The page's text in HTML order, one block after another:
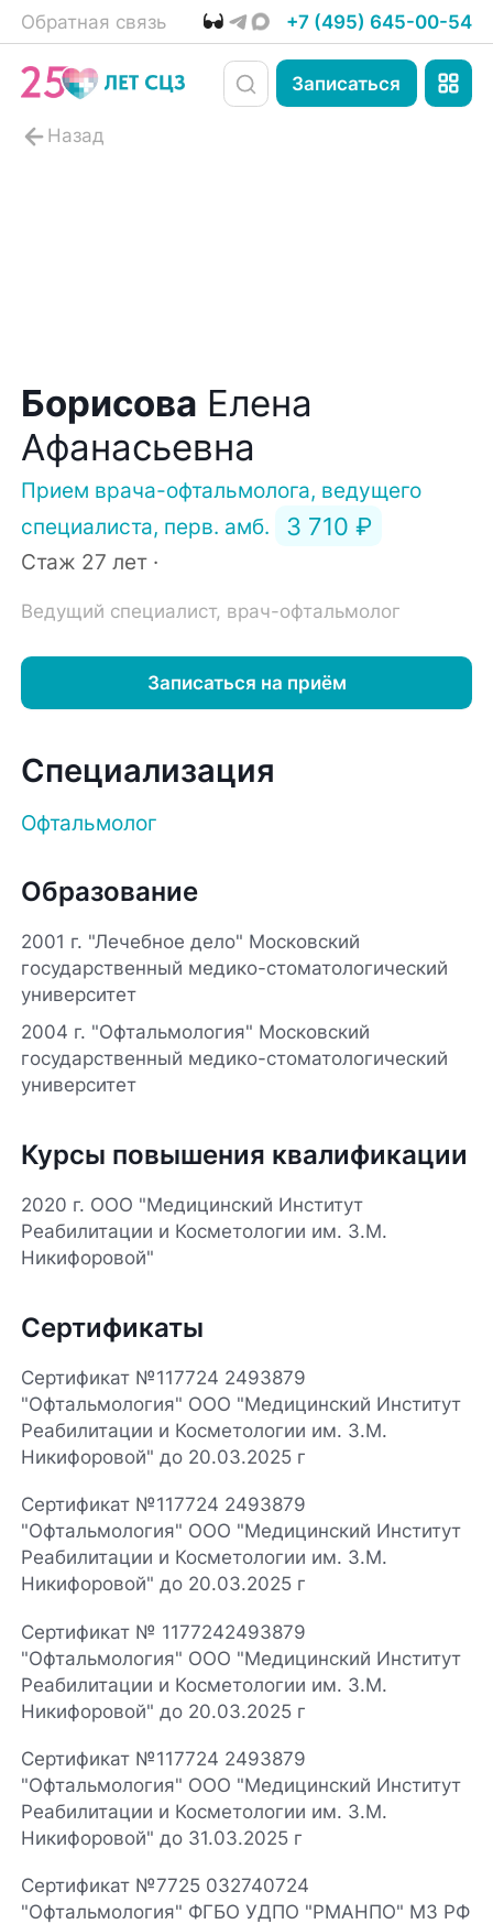
Обратная связь +7 (495) 645-00-54
Записаться
Борисова Елена
Афанасьевна
Стаж 27 лет ·
Прием врача-офтальмолога, ведущего
специалиста, перв. амб.
3 710 ₽
Ведущий специалист, врач-офтальмолог
Записаться на приём
Специализация
Офтальмолог
Образование
2001 г. "Лечебное дело" Московский
государственный медико-стоматологический
университет
2004 г. "Офтальмология" Московский
государственный медико-стоматологический
университет
Курсы повышения квалификации
2020 г. ООО "Медицинский Институт
Реабилитации и Косметологии им. З.М.
Никифоровой"
Сертификаты
Сертификат №117724 2493879
"Офтальмология" ООО "Медицинский Институт
Реабилитации и Косметологии им. З.М.
Никифоровой" до 20.03.2025 г
Сертификат №117724 2493879
"Офтальмология" ООО "Медицинский Институт
Реабилитации и Косметологии им. З.М.
Никифоровой" до 20.03.2025 г
Сертификат № 1177242493879
"Офтальмология" ООО "Медицинский Институт
Реабилитации и Косметологии им. З.М.
Никифоровой" до 20.03.2025 г
Сертификат №117724 2493879
"Офтальмология" ООО "Медицинский Институт
Реабилитации и Косметологии им. З.М.
Никифоровой" до 31.03.2025 г
Сертификат №7725 032740724
"Офтальмология" ФГБО УДПО "РМАНПО" МЗ РФ